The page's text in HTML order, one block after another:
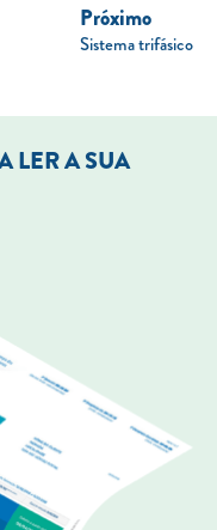
Próximo
Sistema trifásico
LER A SUA